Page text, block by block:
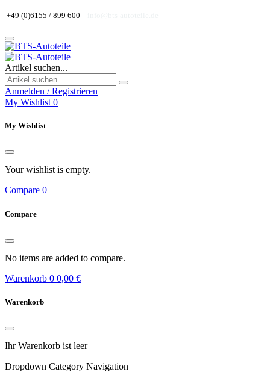
+49 (0)6155 / 899 600
Artikel suchen...
Anmelden / Registrieren
My Wishlist 0
My Wishlist
Your wishlist is empty.
Compare 0
Compare
No items are added to compare.
Warenkorb 0 0,00 €
Warenkorb
Ihr Warenkorb ist leer
Dropdown Category Navigation